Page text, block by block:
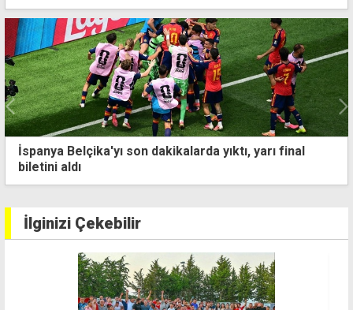
yıktı, yarı final 2026 FIFA Dünya
İlginizi Çekebilir